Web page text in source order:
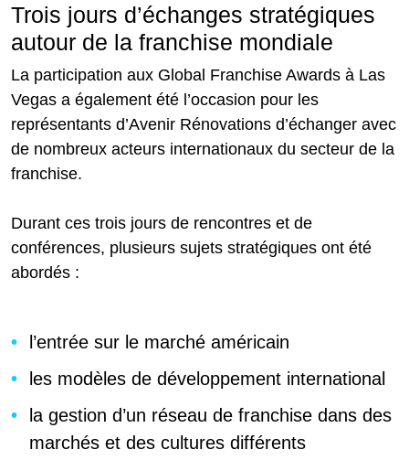
Trois jours d’échanges stratégiques
autour de la franchise mondiale
La participation aux Global Franchise Awards à Las
Vegas a également été l’occasion pour les
représentants d’Avenir Rénovations d’échanger avec
de nombreux acteurs internationaux du secteur de la
franchise.
Durant ces trois jours de rencontres et de
conférences, plusieurs sujets stratégiques ont été
abordés :
l’entrée sur le marché américain
les modèles de développement international
la gestion d’un réseau de franchise dans des
marchés et des cultures différents